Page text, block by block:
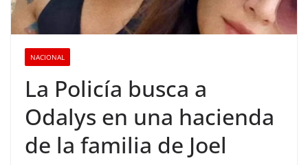
NACIONAL
La Policía busca a
Odalys en una hacienda
de la familia de Joel